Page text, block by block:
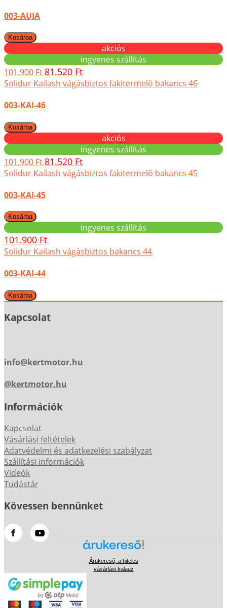
003-AUJA
akciós
ingyenes szállítás
101.900 Ft 81.520 Ft
Solidur Kailash vágásbiztos fakitermelő bakancs 46
003-KAI-46
akciós
ingyenes szállítás
101.900 Ft 81.520 Ft
Solidur Kailash vágásbiztos fakitermelő bakancs 45
003-KAI-45
ingyenes szállítás
101.900 Ft
Solidur Kailash vágásbiztos bakancs 44
003-KAI-44
Kapcsolat
info@kertmotor.hu
@kertmotor.hu
Információk
Kapcsolat
Vásárlási feltételek
Adatvédelmi és adatkezelési szabályzat
Szállítási információk
Videók
Tudástár
Kövessen bennünket
Árukereső, a hiteles
vásárlási kalauz